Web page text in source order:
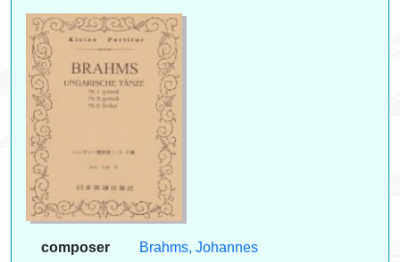
composer
Brahms, Johannes